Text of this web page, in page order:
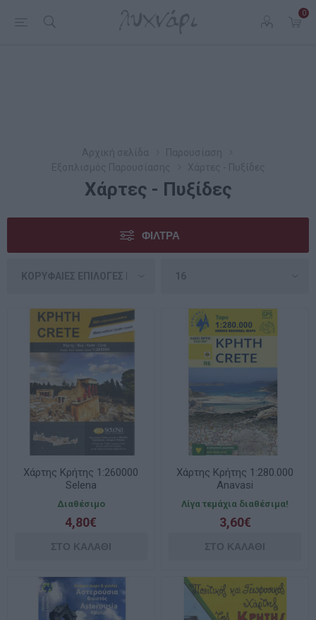
0
Χάρτες - Πυξίδες
ΦΊΛΤΡΑ
Χάρτης Κρήτης 1:260000
Selena
Διαθέσιμο
4,80€
Χάρτης Κρήτης 1:280.000
Anavasi
Λίγα τεμάχια διαθέσιμα!
3,60€